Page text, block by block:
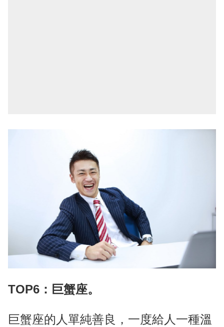
TOP6：巨蟹座。
巨蟹座的人單純善良，一度給人一種溫